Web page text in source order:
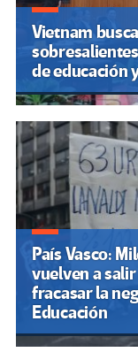
Vietnam
de educación
País Vasco:
vuelven a
fracasar la
Educación